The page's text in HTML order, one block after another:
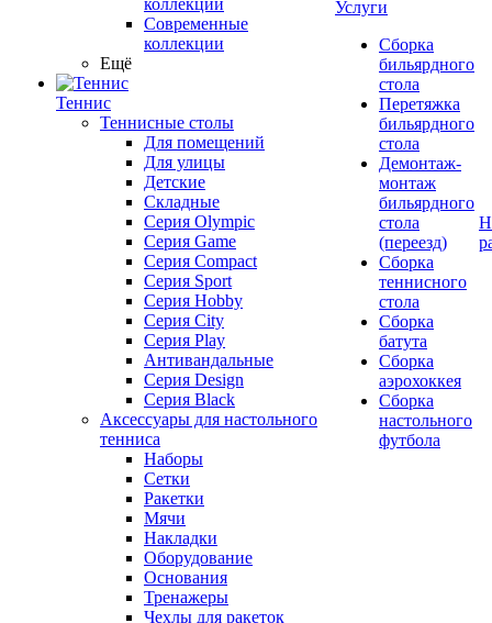
коллекции
Современные
коллекции
Ещё
Теннис
Теннисные столы
Для помещений
Для улицы
Детские
Складные
Серия Olympic
Серия Game
Серия Compact
Серия Sport
Серия Hobby
Серия City
Серия Play
Антивандальные
Серия Design
Серия Black
Аксессуары для настольного
тенниса
Наборы
Сетки
Ракетки
Мячи
Накладки
Оборудование
Основания
Тренажеры
Чехлы для ракеток
Услуги
Сборка
бильярдного
стола
Перетяжка
бильярдного
стола
Демонтаж-
монтаж
бильярдного
стола
(переезд)
Сборка
теннисного
стола
Сборка
батута
Сборка
аэрохоккея
Сборка
настольного
футбола